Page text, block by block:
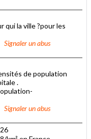
qui la ville ?pour les
Signaler un abus
de population
.
Signaler un abus